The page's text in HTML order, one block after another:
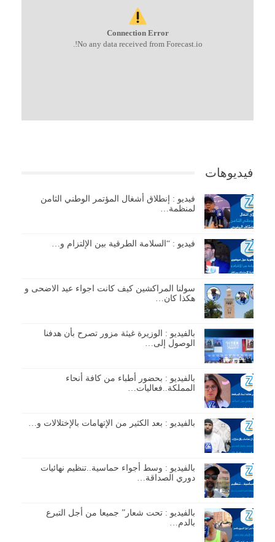
Connection Error
No any data received from Forecast.io!.
فيديوهات
فيديو : إنطلاق أشغال المؤتمر الوطني الثامن
لمنظمة…
فيديو : “السلامة الطرقية بين الإلتزام و…
سولنا المراكشين كيف كانت اجواء عيد الاضحى و
هكذا كان…
بالفيديو : الوزيرة غيثة مزور تصرح بأن هدفنا
الوصول إلى…
بالفيديو : بحضور أطباء من كافة أنحاء
المملكة..فعاليات…
بالفيديو : بعد الكثير من الإتهامات بالإختلالات و…
بالفيديو : وسط أجواء حماسية..تنظيم نهائيات
دوري الصداقة…
بالفيديو : تحت شعار” جميعا من أجل التبرع
بالدم…